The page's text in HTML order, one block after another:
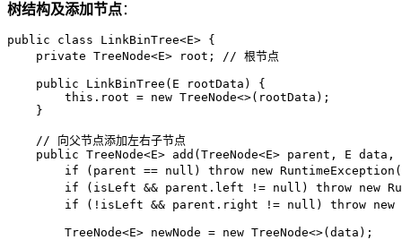
树结构及添加节点：
public class LinkBinTree<E> {
private TreeNode<E> root; // 根节点
public LinkBinTree (E rootData)
{
this .root = new TreeNode<>(rootData);
    }
// 向父节点添加左右子节点
public TreeNode<E> add (TreeNode<E> parent, E data,
if (parent == null ) throw new RuntimeException (
if (isLeft && parent.left != null ) throw new
if (!isLeft && parent.right != null ) throw new
        TreeNode<E> newNode =
new TreeNode<>(data);